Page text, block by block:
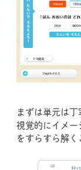
まずは単元は丁
視覚的にイメー
をすらすら解く